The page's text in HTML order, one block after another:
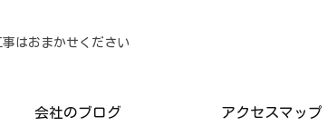
樋・遮熱工事はおまかせください
会社のブログ アクセスマップ